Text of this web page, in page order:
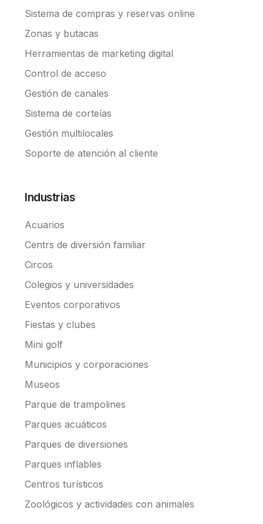
Sistema de compras y reservas online
Zonas y butacas
Herramientas de marketing digital
Control de acceso
Gestión de canales
Sistema de corteías
Gestión multilocales
Soporte de atención al cliente
Industrias
Acuarios
Centrs de diversión familiar
Circos
Colegios y universidades
Eventos corporativos
Fiestas y clubes
Mini golf
Municipios y corporaciones
Museos
Parque de trampolines
Parques acuáticos
Parques de diversiones
Parques inflables
Centros turísticos
Zoológicos y actividades con animales